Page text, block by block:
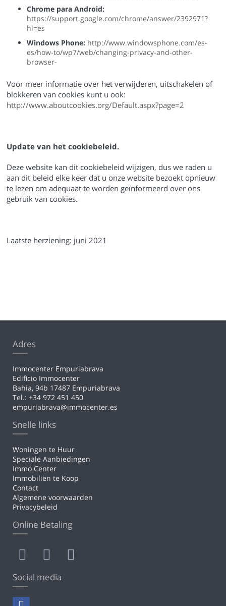
Chrome para Android:
https://support.google.com/chrome/answer/2392971?
hl=es
Windows Phone: http://www.windowsphone.com/es-
es/how-to/wp7/web/changing-privacy-and-other-
browser-
Voor meer informatie over het verwijderen, uitschakelen of
blokkeren van cookies kunt u ook:
http://www.aboutcookies.org/Default.aspx?page=2
Update van het cookiebeleid.
Deze website kan dit cookiebeleid wijzigen, dus we raden u
aan dit beleid elke keer dat u onze website bezoekt opnieuw
te lezen om adequaat te worden geïnformeerd over ons
gebruik van cookies.
Laatste herziening: juni 2021
Adres
Immocenter Empuriabrava
Edificio Immocenter
Bahia, 94b 17487 Empuriabrava
Tel.: +34 972 451 450
empuriabrava@immocenter.es
Snelle links
Woningen te Huur
Speciale Aanbiedingen
Immo Center
Immobiliën te Koop
Contact
Algemene voorwaarden
Privacybeleid
Online Betaling
Social media